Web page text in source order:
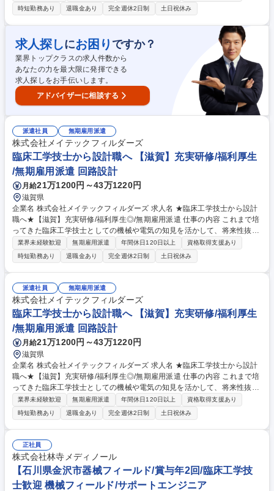
プロの設計者を目指せる環境があります。 研修にて一連の流れを学べるた
め、着実に実務スキルを向上させつつカーボンニュートラル実現に向けた
開発など社会的意義の高い取り組みに貢献し、やりがいも感じられる環境
で将来の幅を広げることができます。エンジニアが多数活躍しており、業
務負荷のコントロールもしやすいため、「キャリアも生活も大事にした
い」という方でもご活躍いただけます。 募集職種 ★臨床工学技士から設
計職へ★【奈良】充実研修/福利厚生◎/無期雇用派遣
時短勤務あり
退職金あり 完全週休2日制 土日祝休み
求人探しにお困り ですか？
業界トップクラスの求人件数から
あなたの力を最大限に発揮できる
求人探しをお手伝いします。
アドバイザーに相談する
派遣社員 無期雇用派遣
株式会社メイテックフィルダーズ
臨床工学技士から設計職へ 【滋賀】充実研修/福利厚生
/無期雇用派遣 回路設計
月給21万1200円～43万1220円
滋賀県
企業名 株式会社メイテックフィルダーズ 求人名 ★臨床工学技士から設計
職へ★【滋賀】充実研修/福利厚生◎/無期雇用派遣 仕事の内容 これまで培
ってきた臨床工学技士としての機械や電気の知見を活かして、将来性抜群
の設計職にキャリアチェンジしませんか？充実した研修で未経験からでも
プロの設計者を目指せる環境があります。 研修にて一連の流れを学べるた
め、着実に実務スキルを向上させつつカーボンニュートラル実現に向けた
開発など社会的意義の高い取り組みに貢献し、やりがいも感じられる環境
で将来の幅を広げることができます。エンジニアが多数活躍しており、業
務負荷のコントロールもしやすいため、「キャリアも生活も大事にした
い」という方でもご活躍いただけます。 募集職種 ★臨床工学技士から設
計職へ★【滋賀】充実研修/福利厚生◎/無期雇用派遣
業界未経験歓迎 無期雇用派遣 年間休日120日以上
資格取得支援あり
時短勤務あり
退職金あり 完全週休2日制 土日祝休み
派遣社員 無期雇用派遣
株式会社メイテックフィルダーズ
臨床工学技士から設計職へ 【滋賀】充実研修/福利厚生
/無期雇用派遣 回路設計
月給21万1200円～43万1220円
滋賀県
企業名 株式会社メイテックフィルダーズ 求人名 ★臨床工学技士から設計
職へ★【滋賀】充実研修/福利厚生◎/無期雇用派遣 仕事の内容 これまで培
ってきた臨床工学技士としての機械や電気の知見を活かして、将来性抜群
の設計職にキャリアチェンジしませんか？充実した研修で未経験からでも
プロの設計者を目指せる環境があります。 研修にて一連の流れを学べるた
め、着実に実務スキルを向上させつつカーボンニュートラル実現に向けた
開発など社会的意義の高い取り組みに貢献し、やりがいも感じられる環境
で将来の幅を広げることができます。エンジニアが多数活躍しており、業
務負荷のコントロールもしやすいため、「キャリアも生活も大事にした
い」という方でもご活躍いただけます。 募集職種 ★臨床工学技士から設
計職へ★【滋賀】充実研修/福利厚生◎/無期雇用派遣
業界未経験歓迎 無期雇用派遣 年間休日120日以上
資格取得支援あり
時短勤務あり
退職金あり 完全週休2日制 土日祝休み
正社員
株式会社林寺メディノール
【石川県金沢市器械フィールド/賞与年2回/臨床工学技
士歓迎 機械フィールド/サポートエンジニア